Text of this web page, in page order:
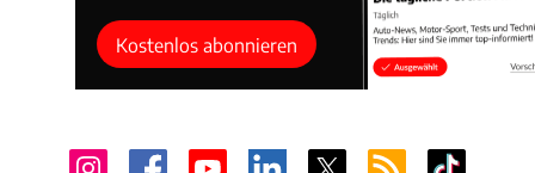
Kostenlos abonnieren